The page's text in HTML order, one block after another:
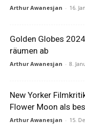
Arthur Awanesjan - 16.
Golden Globes
räumen ab
Arthur Awanesjan - 8.
New Yorker
Flower Moon als
Arthur Awanesjan - 15.